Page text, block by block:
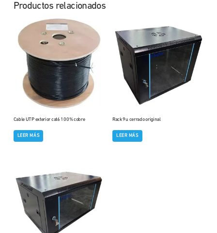
Productos relacionados
Cable UTP exterior cat6 100% cobre
LEER MÁS
Rack 9u cerrado original
LEER MÁS